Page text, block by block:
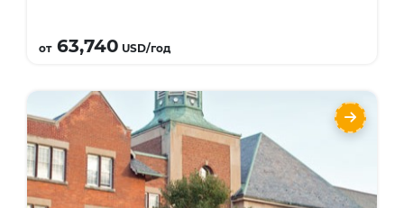
от63,740 USD/год
Ridley College (Онтарио) школа – пансион
в Канаде
Языки